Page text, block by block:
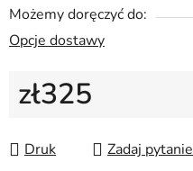
Możemy doręczyć do:
Opcje dostawy
zł325
Druk
Zadaj pytanie